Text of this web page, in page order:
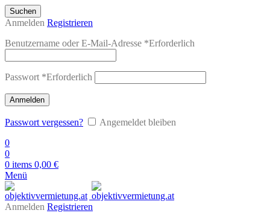
Suchen
Anmelden Registrieren
Benutzername oder E-Mail-Adresse *Erforderlich
Passwort *Erforderlich
Anmelden
Passwort vergessen?
Angemeldet bleiben
0
0
0 items 0,00 €
Menü
Anmelden Registrieren